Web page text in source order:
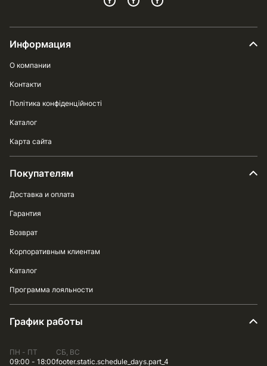
Информация
О компании
Контакти
Політика конфіденційності
Каталог
Карта сайта
Покупателям
Доставка и оплата
Гарантия
Возврат
Корпоративным клиентам
Каталог
Программа лояльности
График работы
ПН - ПТ
09:00 - 18:00
СБ, ВС
footer.static.schedule_days.part_4